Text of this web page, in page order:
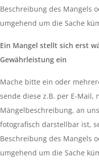
Beschreibung des Mangels
umgehend um die Sache
Ein Mangel stellt sich erst
Gewährleistung ein
Mache bitte ein oder
sende diese z.B. per E-
Mängelbeschreibung, an
fotografisch darstellbar ist,
Beschreibung des Mangels
umgehend um die Sache